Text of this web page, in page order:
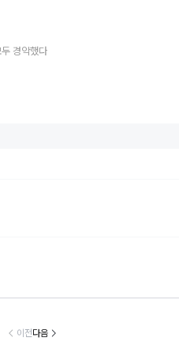
경악했다
YG
제
"가족끼리도 서로
만"이세영, 일본인
강남과
이전다음